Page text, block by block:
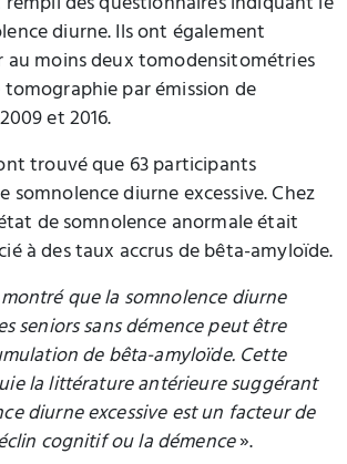
diurne. Ils ont également
au moins deux tomodensitométries
par émission de
et 2016.
trouvé que 63 participants
somnolence diurne excessive. Chez
de somnolence anormale était
à des taux accrus de bêta-amyloïde.
que la somnolence diurne
seniors sans démence peut être
de bêta-amyloïde. Cette
la littérature antérieure suggérant
diurne excessive est un facteur de
cognitif ou la démence».